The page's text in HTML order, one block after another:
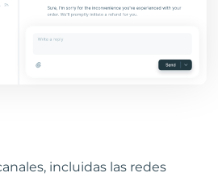
incluidas las redes